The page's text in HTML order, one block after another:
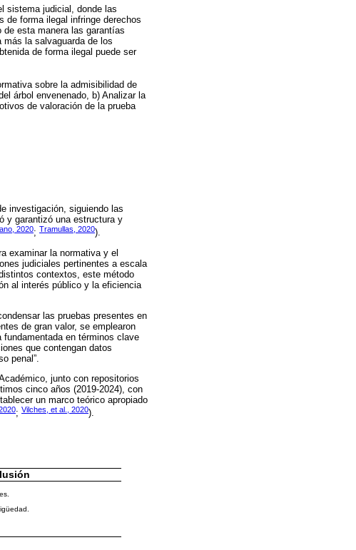
sistema judicial, donde las
de forma ilegal infringe derechos
esta manera las garantías
la salvaguarda de los
de forma ilegal puede ser
sobre la admisibilidad de
árbol envenenado, b) Analizar la
de valoración de la prueba
investigación, siguiendo las
y garantizó una estructura y
2020; Tramullas, 2020).
examinar la normativa y el
judiciales pertinentes a escala
contextos, este método
al interés público y la eficiencia
las pruebas presentes en
de gran valor, se emplearon
en términos clave
que contengan datos
penal”.
junto con repositorios
cinco años (2019-2024), con
un marco teórico apropiado
; Vilches, et al., 2020).